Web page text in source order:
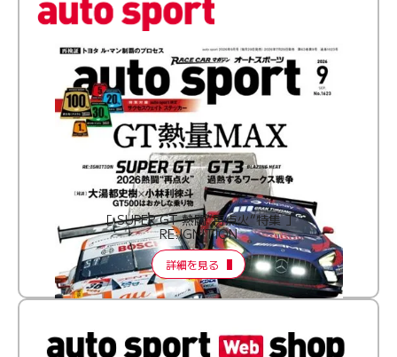
［ SUPER GT 熱闘“再点火”特集 ］
RE:IGNITION
詳細を見る